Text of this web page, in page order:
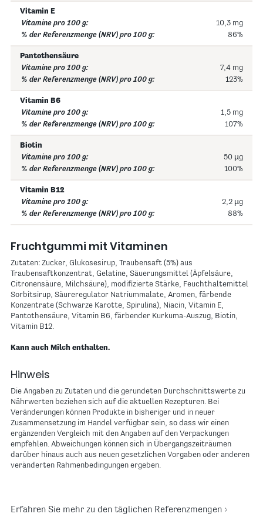
Vitamin E
10,3 mg
86%
Pantothensäure
7,4 mg
123%
Vitamin B6
1,5 mg
107%
Biotin
50 µg
100%
Vitamin B12
2,2 µg
88%
Fruchtgummi mit Vitaminen
Zutaten: Zucker, Glukosesirup, Traubensaft (5%) aus
Traubensaftkonzentrat, Gelatine, Säuerungsmittel (Äpfelsäure,
Citronensäure, Milchsäure), modifizierte Stärke, Feuchthaltemittel
Sorbitsirup, Säureregulator Natriummalate, Aromen, färbende
Konzentrate (Schwarze Karotte, Spirulina), Niacin, Vitamin E,
Pantothensäure, Vitamin B6, färbender Kurkuma-Auszug, Biotin,
Vitamin B12.
Kann auch Milch enthalten.
Hinweis
Die Angaben zu Zutaten und die gerundeten Durchschnittswerte zu
Nährwerten beziehen sich auf die aktuellen Rezepturen. Bei
Veränderungen können Produkte in bisheriger und in neuer
Zusammensetzung im Handel verfügbar sein, so dass wir einen
ergänzenden Vergleich mit den Angaben auf den Verpackungen
empfehlen. Abweichungen können sich in Übergangszeiträumen
darüber hinaus auch aus neuen gesetzlichen Vorgaben oder anderen
veränderten Rahmenbedingungen ergeben.
Erfahren Sie mehr zu den täglichen Referenzmengen